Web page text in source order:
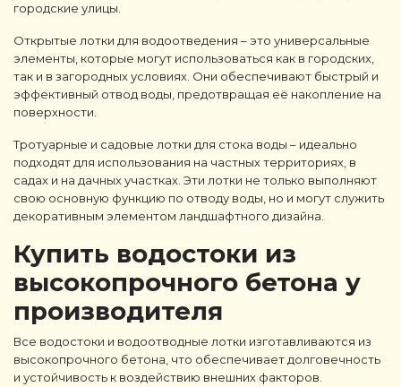
городские улицы.
Открытые лотки для водоотведения – это универсальные
элементы, которые могут использоваться как в городских,
так и в загородных условиях. Они обеспечивают быстрый и
эффективный отвод воды, предотвращая её накопление на
поверхности.
Тротуарные и садовые лотки для стока воды – идеально
подходят для использования на частных территориях, в
садах и на дачных участках. Эти лотки не только выполняют
свою основную функцию по отводу воды, но и могут служить
декоративным элементом ландшафтного дизайна.
Купить водостоки из
высокопрочного бетона у
производителя
Все водостоки и водоотводные лотки изготавливаются из
высокопрочного бетона, что обеспечивает долговечность
и устойчивость к воздействию внешних факторов.